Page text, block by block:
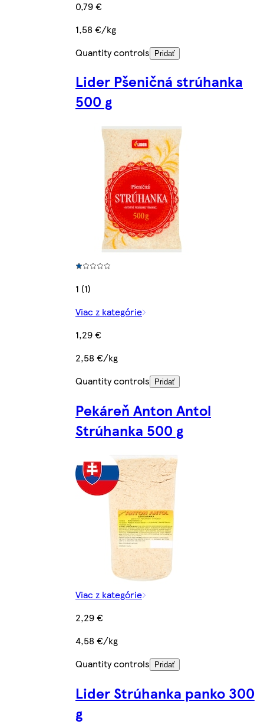
0,79 €
1,58 €/kg
Quantity controls
Pridať
Lider Pšeničná strúhanka
500 g
1 (1)
Viac z kategórie
1,29 €
2,58 €/kg
Quantity controls
Pridať
Pekáreň Anton Antol
Strúhanka 500 g
Viac z kategórie
2,29 €
4,58 €/kg
Quantity controls
Pridať
Lider Strúhanka panko 300
g